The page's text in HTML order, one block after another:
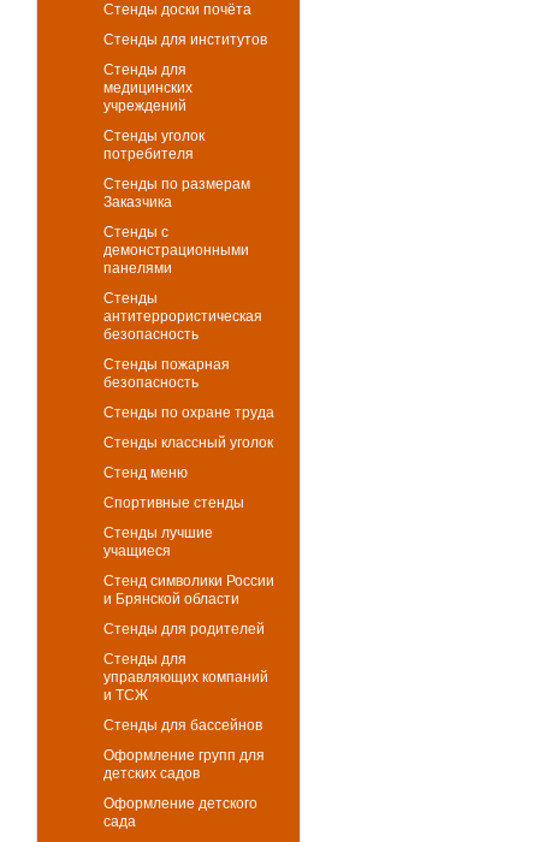
Стенды доски почёта
Стенды для институтов
Стенды для
медицинских
учреждений
Стенды уголок
потребителя
Стенды по размерам
Заказчика
Стенды с
демонстрационными
панелями
Стенды
антитеррористическая
безопасность
Стенды пожарная
безопасность
Стенды по охране труда
Стенды классный уголок
Стенд меню
Спортивные стенды
Стенды лучшие
учащиеся
Стенд символики России
и Брянской области
Стенды для родителей
Стенды для
управляющих компаний
и ТСЖ
Стенды для бассейнов
Оформление групп для
детских садов
Оформление детского
сада